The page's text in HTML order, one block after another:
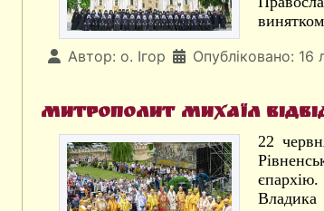
Автор: о. Ігор Опубліковано: 16
Митрополит Михаїл
22
єпархію.
Владика